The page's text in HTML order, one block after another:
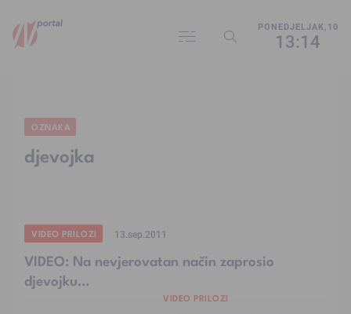
PONEDJELJAK,10
13:14
OZNAKA
djevojka
VIDEO PRILOZI 13.sep.2011
VIDEO: Na nevjerovatan način zaprosio
djevojku…
VIDEO PRILOZI